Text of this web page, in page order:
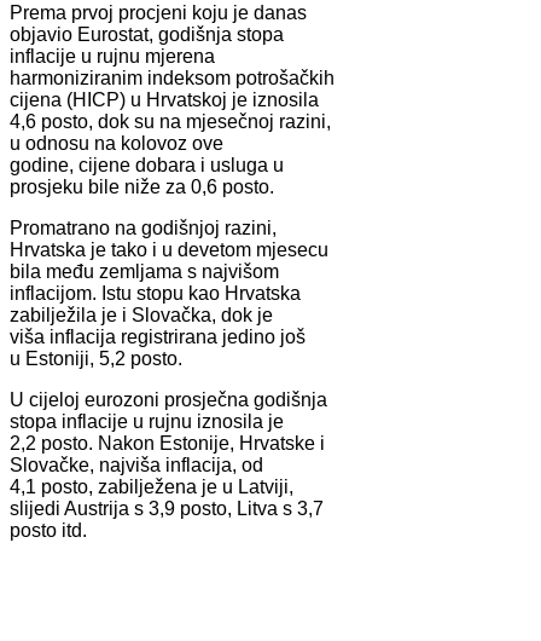
Prema prvoj procjeni koju je danas
objavio Eurostat, godišnja stopa
inflacije u rujnu mjerena
harmoniziranim indeksom potrošačkih
cijena (HICP) u Hrvatskoj je iznosila
4,6 posto, dok su na mjesečnoj razini,
u odnosu na kolovoz ove
godine, cijene dobara i usluga u
prosjeku bile niže za 0,6 posto.
Promatrano na godišnjoj razini,
Hrvatska je tako i u devetom mjesecu
bila među zemljama s najvišom
inflacijom. Istu stopu kao Hrvatska
zabilježila je i Slovačka, dok je
viša inflacija registrirana jedino još
u Estoniji, 5,2 posto.
U cijeloj eurozoni prosječna godišnja
stopa inflacije u rujnu iznosila je
2,2 posto. Nakon Estonije, Hrvatske i
Slovačke, najviša inflacija, od
4,1 posto, zabilježena je u Latviji,
slijedi Austrija s 3,9 posto, Litva s 3,7
posto itd.